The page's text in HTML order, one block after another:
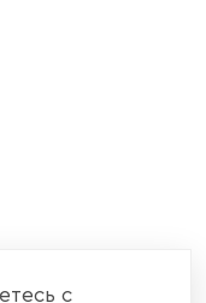
с